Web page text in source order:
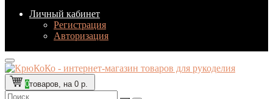
Личный кабинет
Регистрация
Авторизация
0товаров, на 0 р.